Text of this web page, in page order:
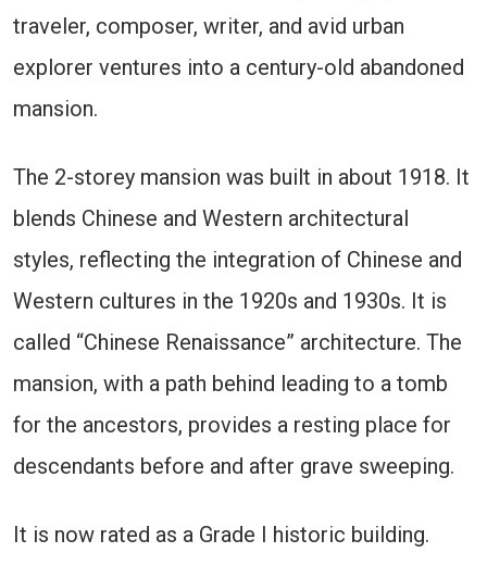
traveler, composer, writer, and avid urban
explorer ventures into a century-old abandoned
mansion.
The 2-storey mansion was built in about 1918. It
blends Chinese and Western architectural
styles, reflecting the integration of Chinese and
Western cultures in the 1920s and 1930s. It is
called “Chinese Renaissance” architecture. The
mansion, with a path behind leading to a tomb
for the ancestors, provides a resting place for
descendants before and after grave sweeping.
It is now rated as a Grade I historic building.